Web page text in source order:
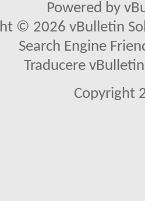
Powered by
© 2026 vBulletin
Search Engine
Traducere
Copyright